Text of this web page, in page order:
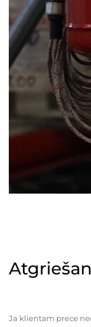
Ja klientam prece